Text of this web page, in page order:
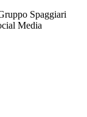
Spaggiari
Media